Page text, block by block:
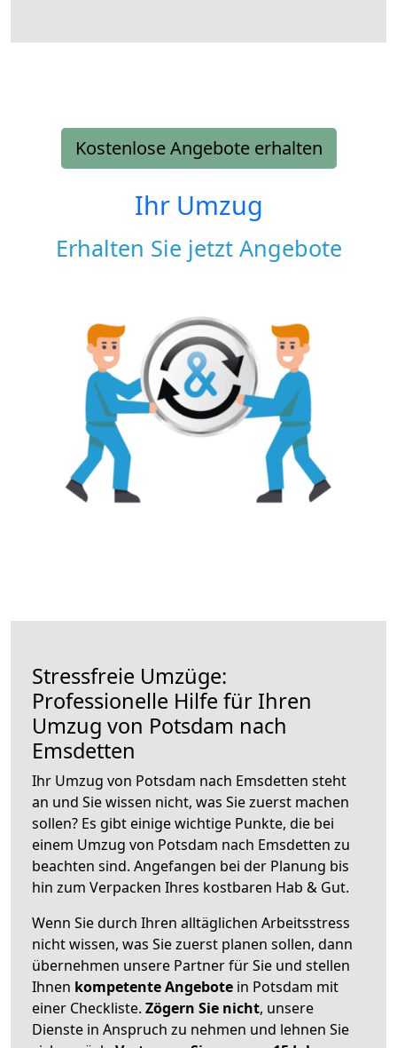
Kostenlose Angebote erhalten
Ihr Umzug
Erhalten Sie jetzt Angebote
Stressfreie Umzüge:
Professionelle Hilfe für Ihren
Umzug von Potsdam nach
Emsdetten
Ihr Umzug von Potsdam nach Emsdetten steht
an und Sie wissen nicht, was Sie zuerst machen
sollen? Es gibt einige wichtige Punkte, die bei
einem Umzug von Potsdam nach Emsdetten zu
beachten sind. Angefangen bei der Planung bis
hin zum Verpacken Ihres kostbaren Hab & Gut.
Wenn Sie durch Ihren alltäglichen Arbeitsstress
nicht wissen, was Sie zuerst planen sollen, dann
übernehmen unsere Partner für Sie und stellen
Ihnen kompetente Angebote in Potsdam mit
einer Checkliste. Zögern Sie nicht, unsere
Dienste in Anspruch zu nehmen und lehnen Sie